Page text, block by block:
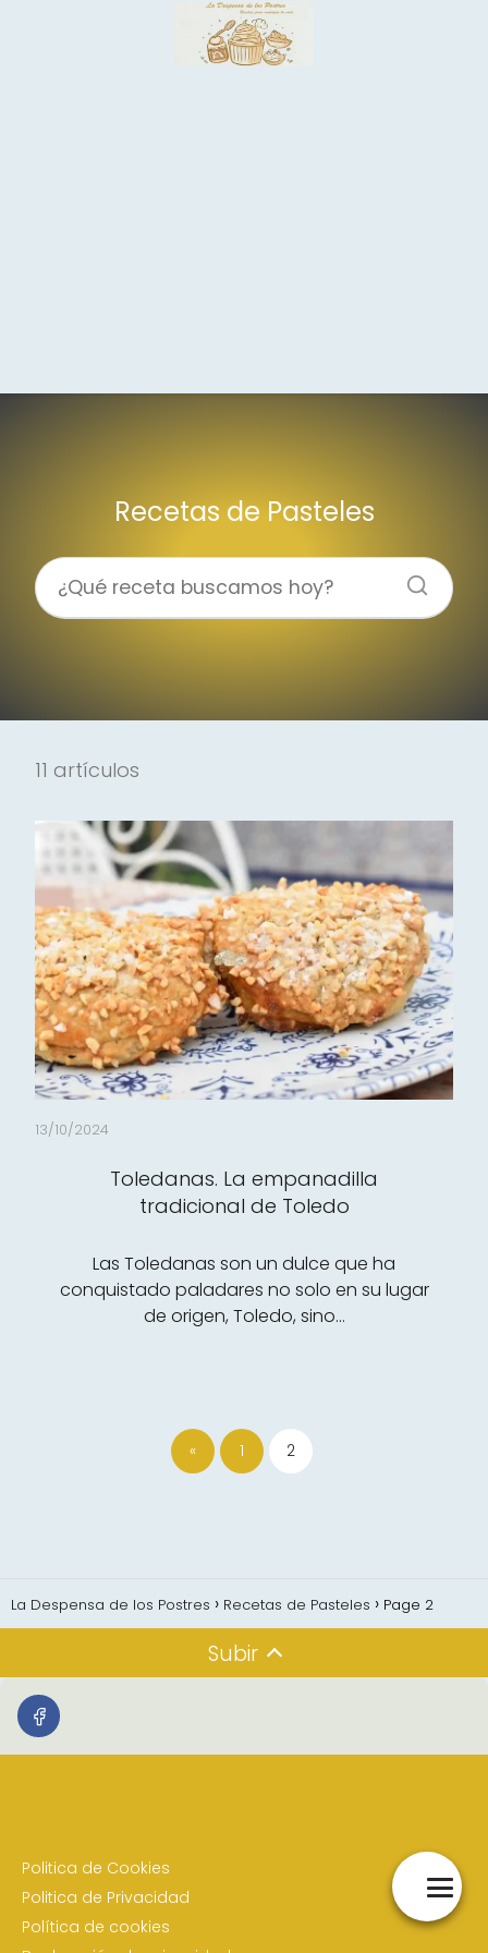
Recetas de Pasteles
11 artículos
13/10/2024
Toledanas. La empanadilla
tradicional de Toledo
Las Toledanas son un dulce que ha
conquistado paladares no solo en su lugar
de origen, Toledo, sino…
« 1 2
La Despensa de los Postres Recetas de Pasteles Page 2
Subir
Politica de Cookies
Politica de Privacidad
Política de cookies